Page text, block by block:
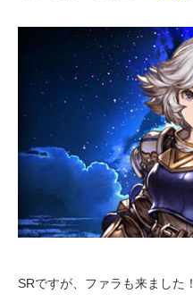
SRですが、ファラも来ました！